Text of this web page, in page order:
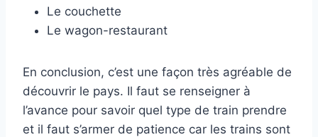
Le couchette
Le wagon-restaurant
En conclusion, c’est une façon très agréable de
découvrir le pays. Il faut se renseigner à
l’avance pour savoir quel type de train prendre
et il faut s’armer de patience car les trains sont